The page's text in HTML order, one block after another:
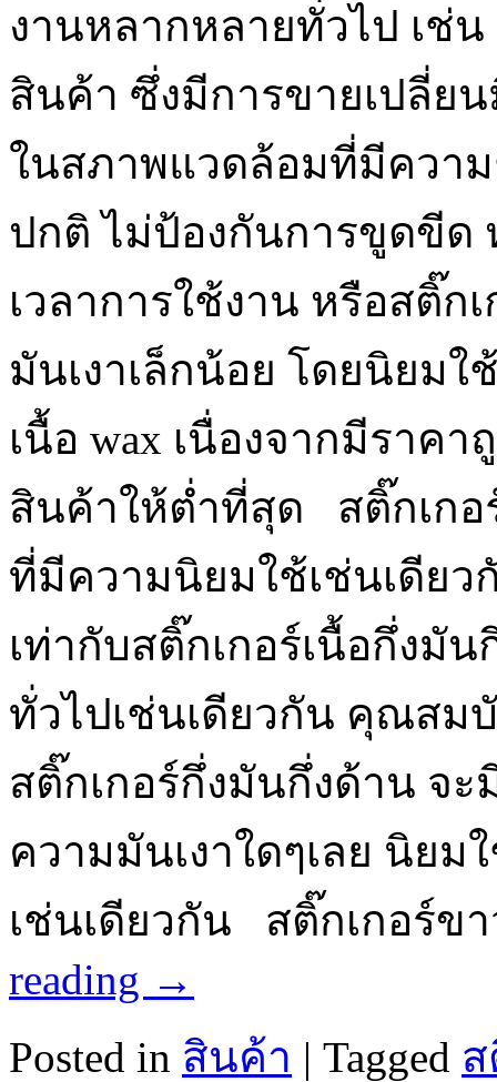
งานหลากหลายทั่วไป เช่
สินค้า ซึ่งมีการขายเปลี่ย
ในสภาพแวดล้อมที่มีควา
ปกติ ไม่ป้องกันการขูดขีด
เวลาการใช้งาน หรือสติ๊
มันเงาเล็กน้อย โดยนิยม
เนื้อ wax เนื่องจากมีราค
สินค้าให้ต่ำที่สุด สติ๊กเกอ
ที่มีความนิยมใช้เช่นเดียว
เท่ากับสติ๊กเกอร์เนื้อกึ่งมั
ทั่วไปเช่นเดียวกัน คุณสม
สติ๊กเกอร์กึ่งมันกึ่งด้าน จ
ความมันเงาใดๆเลย นิย
เช่นเดียวกัน สติ๊กเกอร์
reading →
Posted in สินค้า | Tagged